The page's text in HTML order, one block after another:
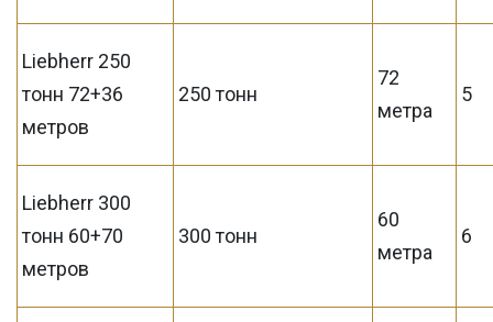
Liebherr 250
тонн 72+36
метров
250 тонн
72
метра
5
Liebherr 300
тонн 60+70
метров
300 тонн
60
метра
6